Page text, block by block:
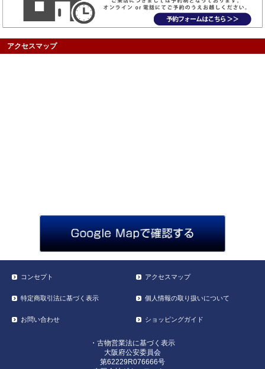
アクセスマップ
コンセプト アクセスマップ
特定商取引法に基づく表示 個人情報の取り扱いについて
お問い合わせ ショッピングガイド
・古物営業法に基づく表示
大阪府公安委員会
第62229R076666号